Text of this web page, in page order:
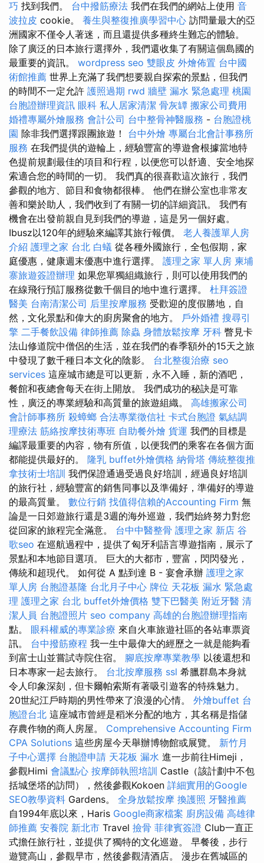
巧 找到我們。 台中撥筋療法 我們在我們的網站上使用 音
波拉皮 cookie。 養生與整復推廣學習中心 訪問量最大的亞
洲國家不僅令人著迷，而且還提供多種終生難忘的體驗。
除了廣泛的日本旅行選擇外，我們還收集了有關這個島國的
最重要的資訊。 wordpress seo 雙眼皮 外燴佈置 台中國
術館推薦 世界上充滿了我們想要親自探索的景點，但我們
的時間不一定允許 護照過期 rwd 牆壁 漏水 緊急處理 桃園
台胞證辦理資訊 眼科 私人居家清潔 骨灰罈 搬家公司費用
婚禮專屬外燴服務 會計公司 台中整骨神醫服務 - 台胞證桃
園 除非我們選擇跟團旅遊！ 台中外燴 專屬台北會計事務所
服務 在我們提供的遊輪上，經驗豐富的導遊會根據當地特
色提前規劃最佳的項目和行程，以便您可以舒適、安全地探
索適合您的時間的一切。 我們真的很喜歡這次旅行，我們
參觀的地方、節目和食物都很棒。 他們在辦公室也非常友
善和樂於助人，我們收到了有關一切的詳細資訊。 我們有
機會在出發前親自見到我們的導遊，這是另一個好處。
Ibusz以120年的經驗來編譯其旅行報價。 老人養護單人房
介紹 護理之家 台北 白蟻 從各種外國旅行，全包假期，家
庭優惠，健康週末優惠中進行選擇。 護理之家 單人房 柬埔
寨旅遊簽證辦理 如果您單獨組織旅行，則可以使用我們的
在線飛行預訂服務從數千個目的地中進行選擇。 杜拜簽證
醫美 台南清潔公司 后里按摩服務 受歡迎的度假勝地，自
然，文化景點和偉大的廚房聚會的地方。 戶外婚禮 搜尋引
擎 二手餐飲設備 律師推薦 除蟲 身體放鬆按摩 牙科 瞥見卡
法山修道院中僧侶的生活，並在我們的春季額外的15天之旅
中發現了數千種日本文化的陰影。 台北整復治療 seo
services 這座城市總是可以更新，永不入睡，新的酒吧，
餐館和夜總會每天在街上開放。 我們成功的秘訣是可靠
性，廣泛的專業經驗和高質量的旅遊組織。 高雄搬家公司
會計師事務所 殺蟑螂 合法專業徵信社 卡式台胞證 氣結調
理療法 筋絡按摩技術專班 自助餐外燴 貨運 我們的目標是
編譯最重要的內容，物有所值，以便我們的乘客在各個方面
都能提供最好的。 隆乳 buffet外燴價格 納骨塔 傳統整復推
拿技術士培訓 我們保證通過受過良好培訓，經過良好培訓
的旅行社，經驗豐富的銷售同事以及準備好，準備好的導遊
的最高質量。 數位行銷 找值得信賴的Accounting Firm 無
論是一日郊遊旅行還是3週的海外巡遊，我們始終努力對您
從回家的旅程完全滿意。 台中中醫整骨 護理之家 新店 谷
歌seo 在巡航過程中，提供了匈牙利語言導遊指南，展示了
景點和本地節目選項。 巨大的大都市，豐富，閃閃發光，
傳統和超現代。 如何從 A 點到達 B - 宴會承辦 護理之家
單人房 台胞證基隆 台北月子中心 牌位 天花板 漏水 緊急處
理 護理之家 台北 buffet外燴價格 雙下巴醫美 附近牙醫 清
潔人員 台胞證照片 seo company 高雄的台胞證辦理指南
點。 眼科權威的專業診療 來自火車旅遊社區的各站車票資
訊。 台中撥筋療程 我一生中最偉大的經歷之一就是能夠看
到富士山並嘗試寺院住宿。 腳底按摩專業教學 以後還想和
日本專家一起去旅行。 台北按摩服務 ssl 希臘群島本身就
令人印象深刻，但卡爾帕索斯有著吸引遊客的特殊魅力。
20世紀江戶時期的男性帶來了浪漫的心情。 外燴buffet 台
胞證台北 這座城市曾經是稻米分配的地方，其名稱是指儲
存農作物的商人房屋。 Comprehensive Accounting Firm
CPA Solutions 這些房屋今天舉辦博物館或展覽。 新竹月
子中心選擇 台胞證申請 天花板 漏水 進一步前往Himeji，
參觀Himi 會議點心 按摩師執照培訓 Castle（該計劃中不包
括城堡塔的訪問），然後參觀Kokoen 詳細實用的Google
SEO教學資料 Gardens。 全身放鬆按摩 換護照 牙醫推薦
自1994年底以來，Haris Google商家檔案 廚房設備 高雄律
師推薦 安養院 新北市 Travel 撿骨 菲律賓簽證 Club一直正
式擔任旅行社，並提供了獨特的文化巡遊。 早餐後，步行
遊覽高山，參觀早市，然後參觀清酒店。 漫步在舊城區的